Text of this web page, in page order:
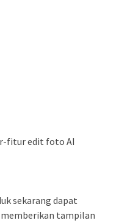
fitur edit foto AI
sekarang dapat
memberikan tampilan